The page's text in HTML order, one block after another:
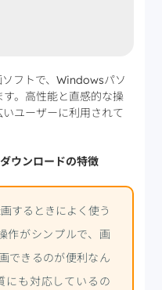
フトで、Windowsパソ
。高性能と直感的な操
ユーザーに利用されて
ウンロードの特徴
するときによく使う
作がシンプルで、画
できるのが便利なん
にも対応しているの